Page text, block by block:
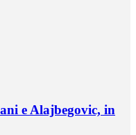
e Alajbegovic, in